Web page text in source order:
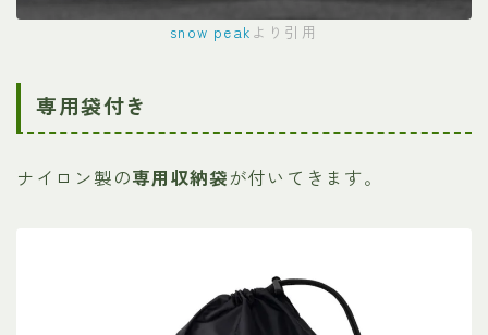
snow peak より引用
専用袋付き
ナイロン製の専用収納袋が付いてきます。